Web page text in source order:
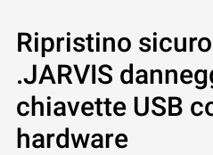
Ripristino
.JARVIS
chiavette USB
hardware